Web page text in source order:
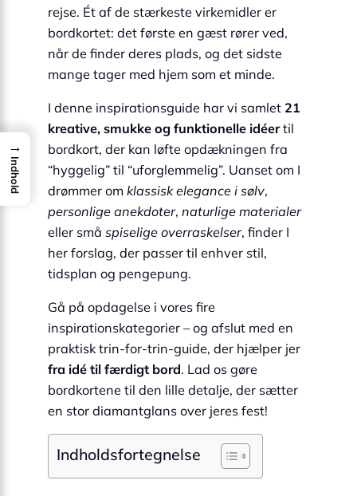
rejse. Ét af de stærkeste virkemidler er
bordkortet: det første en gæst rører ved,
når de finder deres plads, og det sidste
mange tager med hjem som et minde.
I denne inspirationsguide har vi samlet 21
kreative, smukke og funktionelle idéertil
bordkort, der kan løfte opdækningen fra
“hyggelig” til “uforglemmelig”. Uanset om I
drømmer om klassisk elegance i sølv,
personlige anekdoter, naturlige materialer
eller små spiselige overraskelser, finder I
her forslag, der passer til enhver stil,
tidsplan og pengepung.
Gå på opdagelse i vores fire
inspirationskategorier – og afslut med en
praktisk trin-for-trin-guide, der hjælper jer
fra idé til færdigt bord. Lad os gøre
bordkortene til den lille detalje, der sætter
en stor diamantglans over jeres fest!
Indholdsfortegnelse
→
Indhold